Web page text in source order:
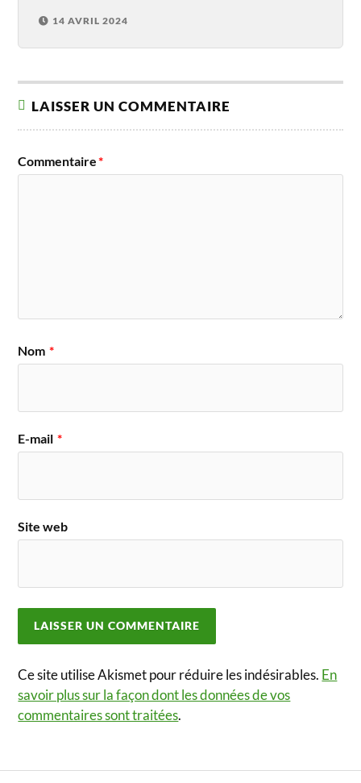
14 AVRIL 2024
LAISSER UN COMMENTAIRE
Commentaire*
Nom *
E-mail *
Site web
Ce site utilise Akismet pour réduire les indésirables. En
savoir plus sur la façon dont les données de vos
commentaires sont traitées.